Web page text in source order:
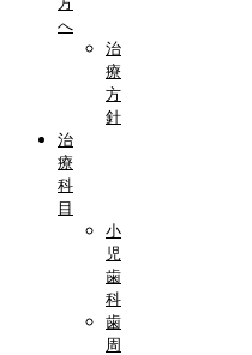
へ
治
療
方
針
治
療
科
目
小
児
歯
科
歯
周